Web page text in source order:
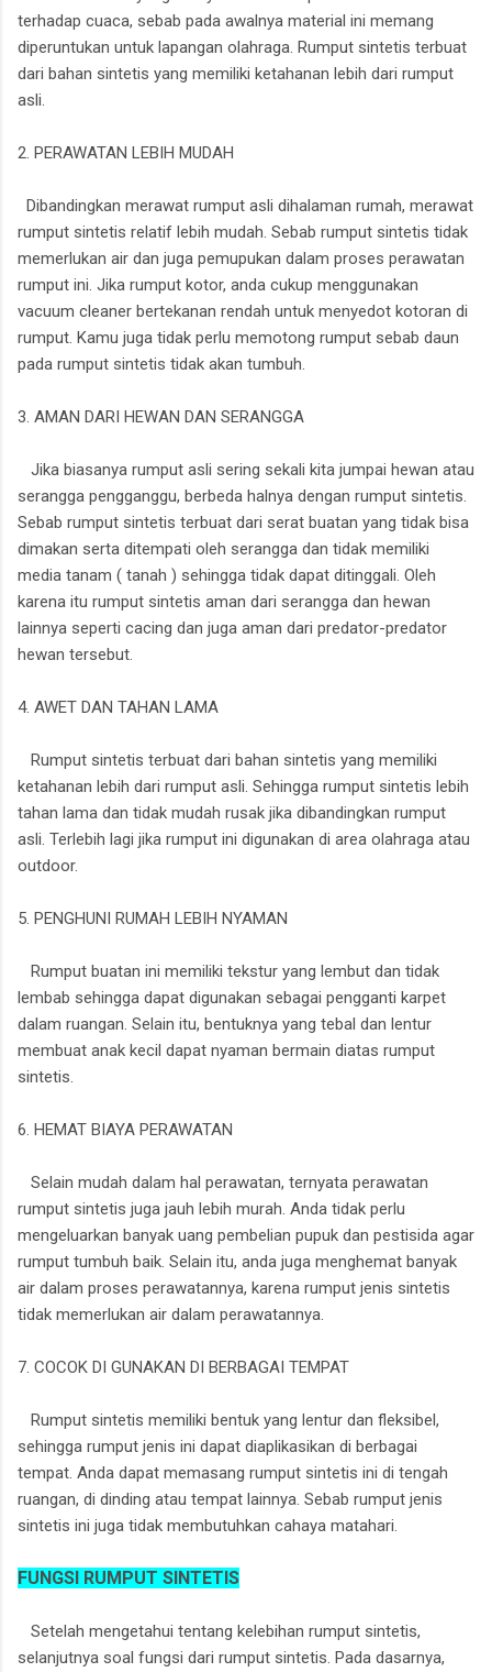
terhadap cuaca, sebab pada awalnya material ini memang
diperuntukan untuk lapangan olahraga. Rumput sintetis terbuat
dari bahan sintetis yang memiliki ketahanan lebih dari rumput
asli.
2. PERAWATAN LEBIH MUDAH
Dibandingkan merawat rumput asli dihalaman rumah, merawat
rumput sintetis relatif lebih mudah. Sebab rumput sintetis tidak
memerlukan air dan juga pemupukan dalam proses perawatan
rumput ini. Jika rumput kotor, anda cukup menggunakan
vacuum cleaner bertekanan rendah untuk menyedot kotoran di
rumput. Kamu juga tidak perlu memotong rumput sebab daun
pada rumput sintetis tidak akan tumbuh.
3. AMAN DARI HEWAN DAN SERANGGA
Jika biasanya rumput asli sering sekali kita jumpai hewan atau
serangga pengganggu, berbeda halnya dengan rumput sintetis.
Sebab rumput sintetis terbuat dari serat buatan yang tidak bisa
dimakan serta ditempati oleh serangga dan tidak memiliki
media tanam ( tanah ) sehingga tidak dapat ditinggali. Oleh
karena itu rumput sintetis aman dari serangga dan hewan
lainnya seperti cacing dan juga aman dari predator-predator
hewan tersebut.
4. AWET DAN TAHAN LAMA
Rumput sintetis terbuat dari bahan sintetis yang memiliki
ketahanan lebih dari rumput asli. Sehingga rumput sintetis lebih
tahan lama dan tidak mudah rusak jika dibandingkan rumput
asli. Terlebih lagi jika rumput ini digunakan di area olahraga atau
outdoor.
5. PENGHUNI RUMAH LEBIH NYAMAN
Rumput buatan ini memiliki tekstur yang lembut dan tidak
lembab sehingga dapat digunakan sebagai pengganti karpet
dalam ruangan. Selain itu, bentuknya yang tebal dan lentur
membuat anak kecil dapat nyaman bermain diatas rumput
sintetis.
6. HEMAT BIAYA PERAWATAN
Selain mudah dalam hal perawatan, ternyata perawatan
rumput sintetis juga jauh lebih murah. Anda tidak perlu
mengeluarkan banyak uang pembelian pupuk dan pestisida agar
rumput tumbuh baik. Selain itu, anda juga menghemat banyak
air dalam proses perawatannya, karena rumput jenis sintetis
tidak memerlukan air dalam perawatannya.
7. COCOK DI GUNAKAN DI BERBAGAI TEMPAT
Rumput sintetis memiliki bentuk yang lentur dan fleksibel,
sehingga rumput jenis ini dapat diaplikasikan di berbagai
tempat. Anda dapat memasang rumput sintetis ini di tengah
ruangan, di dinding atau tempat lainnya. Sebab rumput jenis
sintetis ini juga tidak membutuhkan cahaya matahari.
FUNGSI RUMPUT SINTETIS
Setelah mengetahui tentang kelebihan rumput sintetis,
selanjutnya soal fungsi dari rumput sintetis. Pada dasarnya,